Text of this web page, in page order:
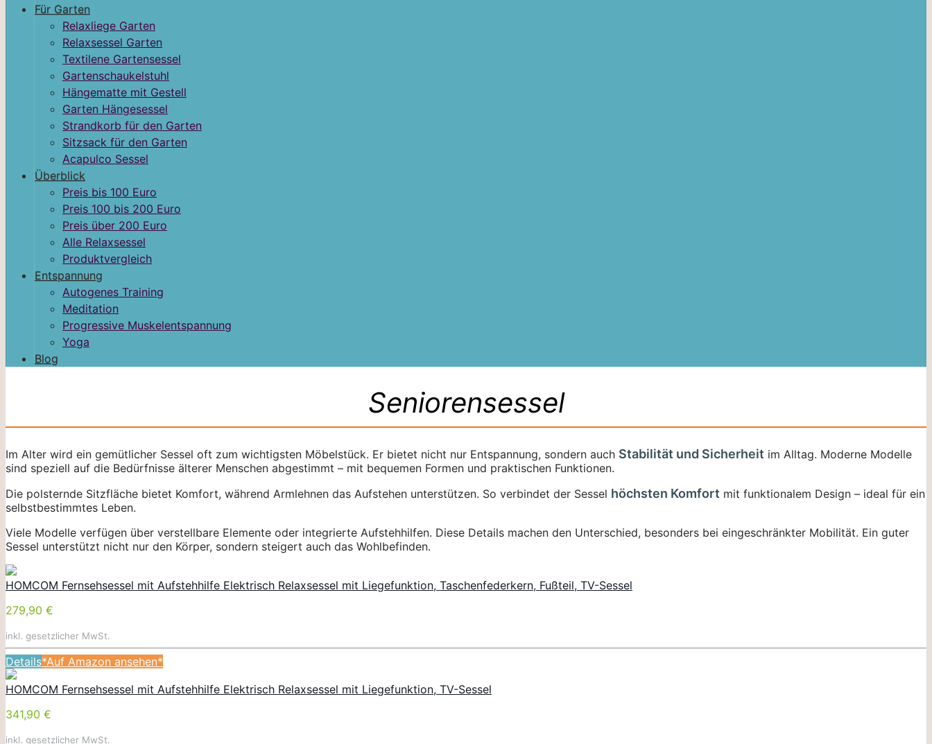
Für Garten
Relaxliege Garten
Relaxsessel Garten
Textilene Gartensessel
Gartenschaukelstuhl
Hängematte mit Gestell
Garten Hängesessel
Strandkorb für den Garten
Sitzsack für den Garten
Acapulco Sessel
Überblick
Preis bis 100 Euro
Preis 100 bis 200 Euro
Preis über 200 Euro
Alle Relaxsessel
Produktvergleich
Entspannung
Autogenes Training
Meditation
Progressive Muskelentspannung
Yoga
Blog
Seniorensessel
Im Alter wird ein gemütlicher Sessel oft zum wichtigsten Möbelstück. Er bietet nicht nur Entspannung, sondern auch Stabilität und Sicherheit im Alltag. Moderne Modelle
sind speziell auf die Bedürfnisse älterer Menschen abgestimmt – mit bequemen Formen und praktischen Funktionen.
Die polsternde Sitzfläche bietet Komfort, während Armlehnen das Aufstehen unterstützen. So verbindet der Sessel höchsten Komfort mit funktionalem Design – ideal für ein
selbstbestimmtes Leben.
Viele Modelle verfügen über verstellbare Elemente oder integrierte Aufstehhilfen. Diese Details machen den Unterschied, besonders bei eingeschränkter Mobilität. Ein guter
Sessel unterstützt nicht nur den Körper, sondern steigert auch das Wohlbefinden.
HOMCOM Fernsehsessel mit Aufstehhilfe Elektrisch Relaxsessel mit Liegefunktion, Taschenfederkern, Fußteil, TV-Sessel
279,90 €
inkl. gesetzlicher MwSt.
Details*Auf Amazon ansehen*
HOMCOM Fernsehsessel mit Aufstehhilfe Elektrisch Relaxsessel mit Liegefunktion, TV-Sessel
341,90 €
inkl. gesetzlicher MwSt.